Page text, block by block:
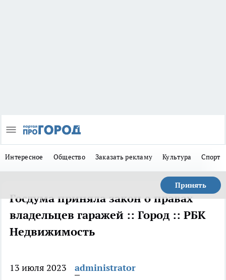
Интересное Общество Заказать рекламу Культура Спорт
Принять
Госдума приняла закон о правах
владельцев гаражей :: Город :: РБК
Недвижимость
13 июля 2023 administrator